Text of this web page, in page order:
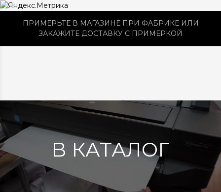
ПРИМЕРЬТЕ В МАГАЗИНЕ ПРИ ФАБРИКЕ ИЛИ
ЗАКАЖИТЕ ДОСТАВКУ С ПРИМЕРКОЙ
В КАТАЛОГ